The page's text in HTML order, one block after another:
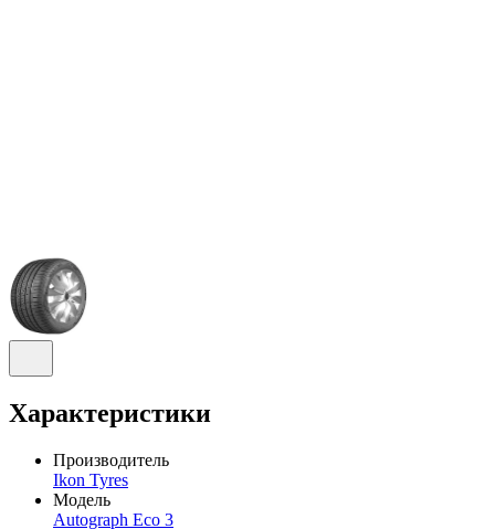
Характеристики
Производитель
Ikon Tyres
Модель
Autograph Eco 3